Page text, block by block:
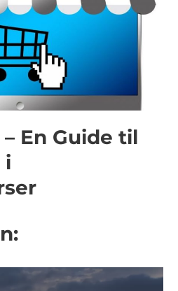
En Guide til
i